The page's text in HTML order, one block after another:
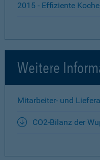
2015 - Effiziente
Weitere
Mitarbeiter- und
CO2-Bilanz der